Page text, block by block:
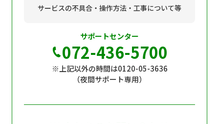
サービスの不具合・操作方法・工事について等
サポートセンター
072-436-5700
※上記以外の時間は0120-05-3636
（夜間サポート専用）